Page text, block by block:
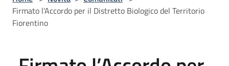
Firmato l’Accordo per il Distretto Biologico del Territorio
Fiorentino